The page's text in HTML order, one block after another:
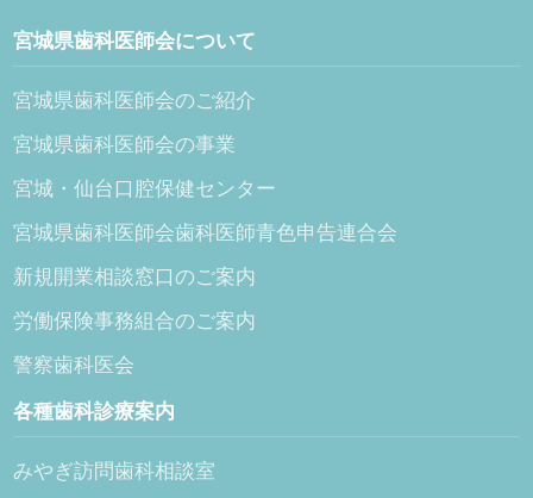
宮城県歯科医師会について
宮城県歯科医師会のご紹介
宮城県歯科医師会の事業
宮城・仙台口腔保健センター
宮城県歯科医師会歯科医師青色申告連合会
新規開業相談窓口のご案内
労働保険事務組合のご案内
警察歯科医会
各種歯科診療案内
みやぎ訪問歯科相談室